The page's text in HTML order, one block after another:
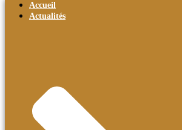
Accueil
Actualités